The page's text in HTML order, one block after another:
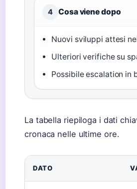
4 Cosa viene dopo
Nuovi sviluppi attesi
Ulteriori verifiche su
Possibile escalation in
La tabella riepiloga i dati
cronaca nelle ultime ore.
DATO